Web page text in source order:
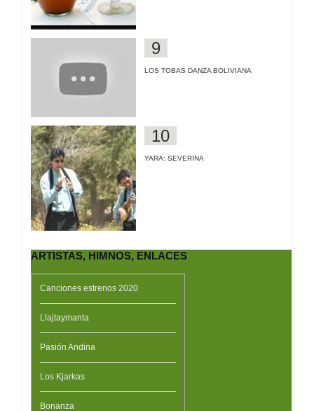
LOS TOBAS DANZA BOLIVIANA
YARA: SEVERINA
ARTISTAS, HIMNOS, ENLACES
Canciones estrenos 2020
Llajtaymanta
Pasión Andina
Los Kjarkas
Bonanza